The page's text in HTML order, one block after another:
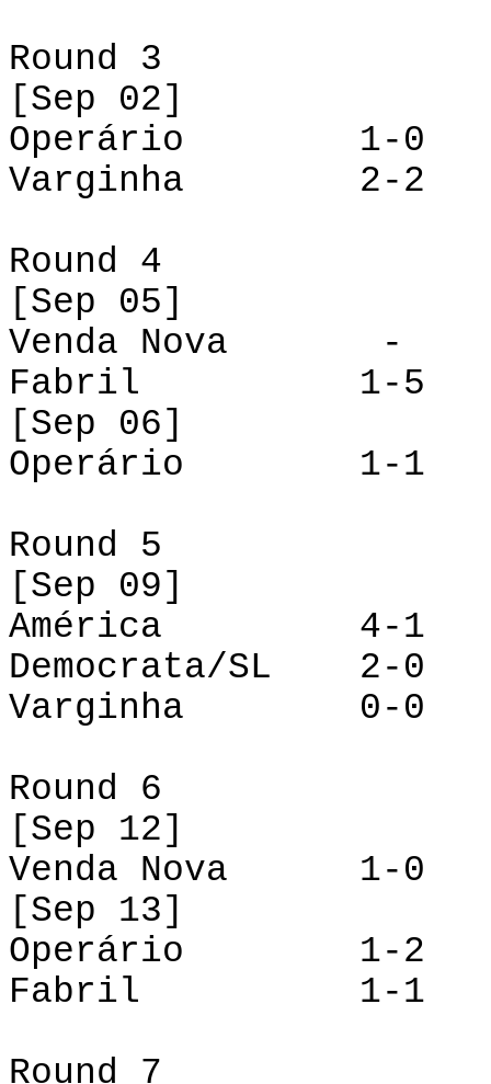
Round 3
[Sep 02]
Operário 1-0
Varginha 2-2
Round 4
[Sep 05]
Venda Nova -
Fabril 1-5
[Sep 06]
Operário 1-1
Round 5
[Sep 09]
América 4-1
Democrata/SL 2-
Varginha 0-0
Round 6
[Sep 12]
Venda Nova 1-0
[Sep 13]
Operário 1-2
Fabril 1-1
Round 7